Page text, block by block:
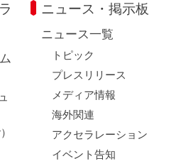
ニュース・掲示板
ニュース一覧
トピック
プレスリリース
メディア情報
海外関連
アクセラレーション
イベント告知